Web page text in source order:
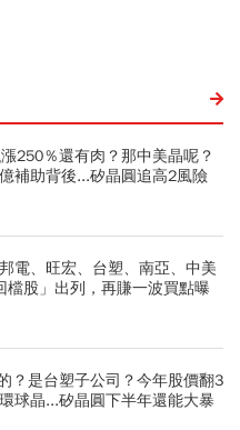
250％還有肉？那中美晶呢？
補助背後...矽晶圓追高2風險
電、旺宏、台塑、南亞、中美
檔股」出列，再賺一波買點曝
？是台塑子公司？今年股價翻3
球晶...矽晶圓下半年還能大暴